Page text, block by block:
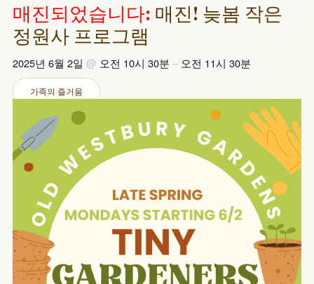
매진되었습니다: 매진! 늦봄 작은
정원사 프로그램
2025년 6월 2일 @ 오전 10시 30분 – 오전 11시 30분
가족의 즐거움